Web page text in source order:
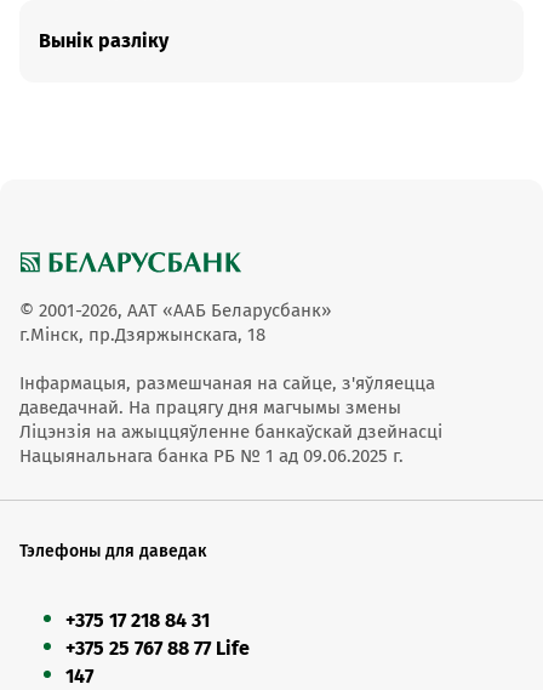
Вынік разліку
© 2001-2026, ААТ «ААБ Беларусбанк»
г.Мінск, пр.Дзяржынскага, 18
Інфармацыя, размешчаная на сайце, з'яўляецца
даведачнай. На працягу дня магчымы змены
Ліцэнзія на ажыццяўленне банкаўскай дзейнасці
Нацыянальнага банка РБ № 1 ад 09.06.2025 г.
Тэлефоны для даведак
+375 17 218 84 31
+375 25 767 88 77 Life
147